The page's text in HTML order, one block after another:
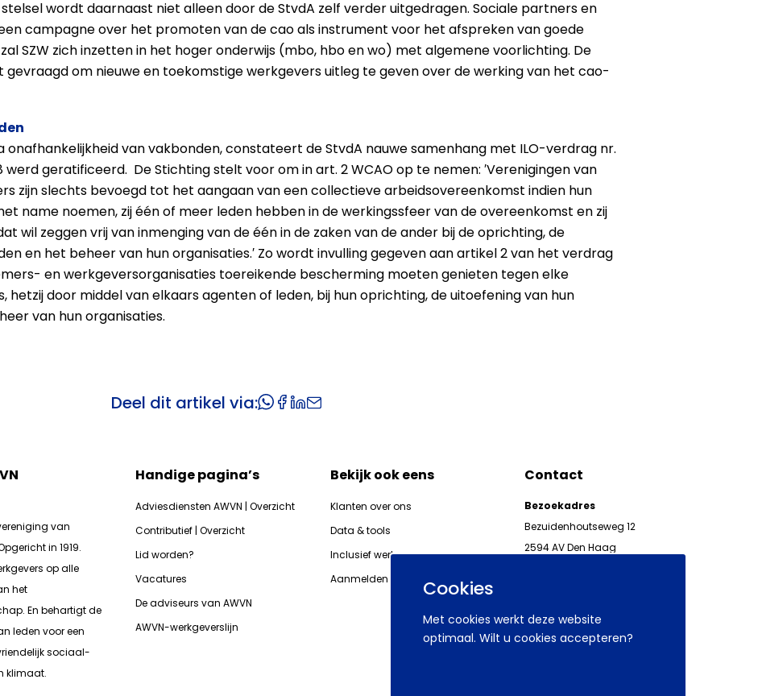
Cookies
Met cookies werkt deze website
optimaal. Wilt u cookies accepteren?
wordt daarnaast niet alleen door de StvdA zelf verder uitgedragen. Sociale partners en
campagne over het promoten van de cao als instrument voor het afspreken van goede
SZW zich inzetten in het hoger onderwijs (mbo, hbo en wo) met algemene voorlichting. De
gevraagd om nieuwe en toekomstige werkgevers uitleg te geven over de werking van het cao-
van vakbonden, constateert de StvdA nauwe samenhang met ILO-verdrag nr.
werd geratificeerd. De Stichting stelt voor om in art. 2 WCAO op te nemen: ′Verenigingen van
zijn slechts bevoegd tot het aangaan van een collectieve arbeidsovereenkomst indien hun
name noemen, zij één of meer leden hebben in de werkingssfeer van de overeenkomst en zij
wil zeggen vrij van inmenging van de één in de zaken van de ander bij de oprichting, de
en het beheer van hun organisaties.′ Zo wordt invulling gegeven aan artikel 2 van het verdrag
en werkgeversorganisaties toereikende bescherming moeten genieten tegen elke
hetzij door middel van elkaars agenten of leden, bij hun oprichting, de uitoefening van hun
van hun organisaties.
Deel dit artikel via:
van
in 1919.
op alle
het
En behartigt de
leden voor een
sociaal-
klimaat.
Handige pagina’s
Adviesdiensten AWVN | Overzicht
Contributief | Overzicht
Lid worden?
Vacatures
De adviseurs van AWVN
AWVN-werkgeverslijn
Bekijk ook eens
Klanten over ons
Data & tools
Inclusief werkgeven
Aanmelden nieuwsbrieven AWVN
Contact
Bezoekadres
Bezuidenhoutseweg 12
2594 AV Den Haag
werkgeverslijn@awvn.nl